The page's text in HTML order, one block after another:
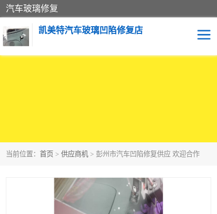
汽车玻璃修复
凯美特汽车玻璃凹陷修复店
当前位置： 首页 > 供应商机 > 彭州市汽车凹陷修复供应 欢迎合作